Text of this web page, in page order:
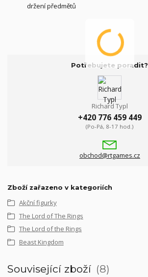
držení předmětů
Potřebujete poradit?
Richard Typl
+420 776 459 449
(Po-Pá, 8-17 hod.)
obchod@rtgames.cz
Zboží zařazeno v kategoriích
Akční figurky
The Lord of The Rings
The Lord of the Rings
Beast Kingdom
Související zboží 8